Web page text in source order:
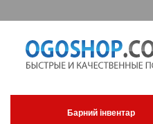
Барний інвентар